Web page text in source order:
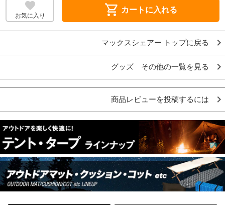
お気に入り shopping_cart カートに入れる
マックスシェアー トップに戻る
グッズ その他の一覧を見る
商品レビューを投稿するには